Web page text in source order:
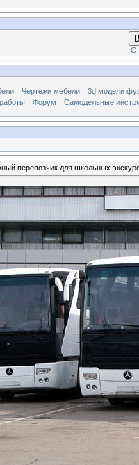
Чертежи мебели
3d модели
Форум Самодельные
перевозчик для школьных